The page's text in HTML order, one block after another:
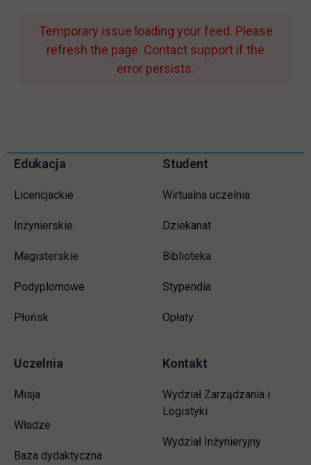
Temporary issue loading your feed. Please
refresh the page. Contact support if the
error persists.
Pomiń
Informacje w stopce
Edukacja
Licencjackie
Inżynierskie
Magisterskie
Podyplomowe
Płońsk
Student
Wirtualna uczelnia
Dziekanat
Biblioteka
Stypendia
Opłaty
Uczelnia
Misja
Władze
Baza dydaktyczna
Kontakt
Wydział Zarządzania i
Logistyki
Wydział Inżynieryjny